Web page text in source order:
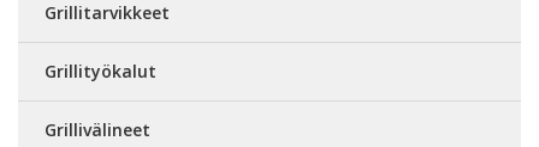
Grillitarvikkeet
Grillityökalut
Grillivälineet